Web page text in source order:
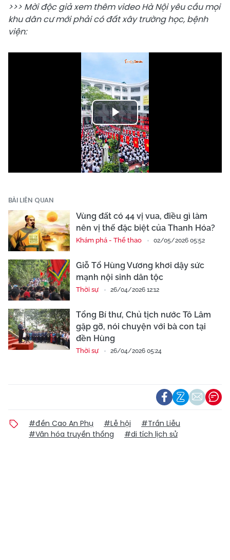
>>> Mời độc giả xem thêm video Hà Nội yêu cầu mọi
khu dân cư mới phải có đất xây trường học, bệnh
viện:
Play
Video
BÀI LIÊN QUAN
Vùng đất có 44 vị vua, điều gì làm
nên vị thế đặc biệt của Thanh Hóa?
Khám phá - Thể thao 02/05/2026 05:52
Giỗ Tổ Hùng Vương khơi dậy sức
mạnh nội sinh dân tộc
Thời sự 26/04/2026 12:12
Tổng Bí thư, Chủ tịch nước Tô Lâm
gặp gỡ, nói chuyện với bà con tại
đền Hùng
Thời sự 26/04/2026 05:24
#đền Cao An Phụ #Lễ hội
#Trần Liễu
#Văn hóa truyền thống
#di tích lịch sử